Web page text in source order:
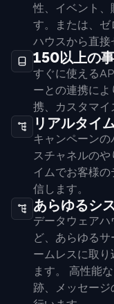
性、イベント、
す。または、
ハウスから直接
150以上の
すぐに使える
ーとの連携に
携、カスタマイ
リアルタイ
キャンペーン
スチャネルの
イムでお客様
信します。
あらゆるシ
データウェア
ど、あらゆる
ームレスに取
ます。 高性能
跡、メッセー